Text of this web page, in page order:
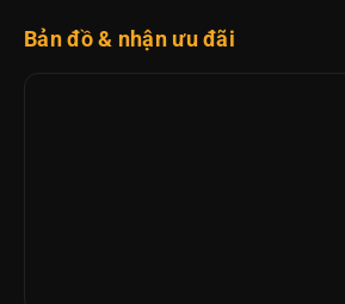
Bản đồ & nhận ưu đãi